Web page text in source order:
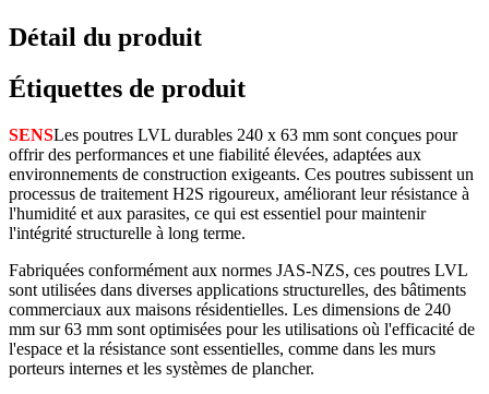
Détail du produit
Étiquettes de produit
SENSLes poutres LVL durables 240 x 63 mm sont conçues pour
offrir des performances et une fiabilité élevées, adaptées aux
environnements de construction exigeants. Ces poutres subissent un
processus de traitement H2S rigoureux, améliorant leur résistance à
l'humidité et aux parasites, ce qui est essentiel pour maintenir
l'intégrité structurelle à long terme.
Fabriquées conformément aux normes JAS-NZS, ces poutres LVL
sont utilisées dans diverses applications structurelles, des bâtiments
commerciaux aux maisons résidentielles. Les dimensions de 240
mm sur 63 mm sont optimisées pour les utilisations où l'efficacité de
l'espace et la résistance sont essentielles, comme dans les murs
porteurs internes et les systèmes de plancher.